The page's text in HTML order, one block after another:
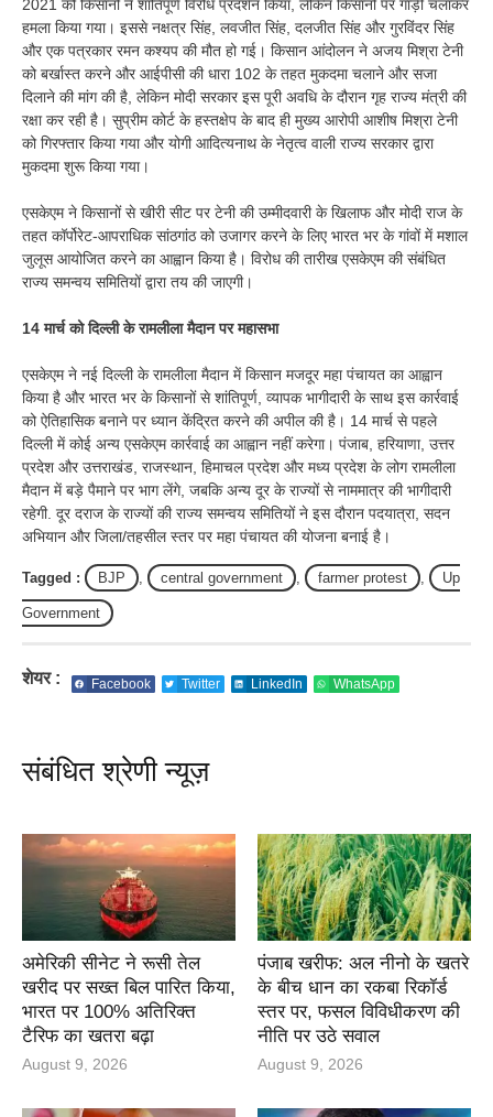
2021 को किसानों ने शांतिपूर्ण विरोध प्रदर्शन किया, लेकिन किसानों पर गाड़ी चलाकर
हमला किया गया। इससे नक्षत्र सिंह, लवजीत सिंह, दलजीत सिंह और गुरविंदर सिंह
और एक पत्रकार रमन कश्यप की मौत हो गई। किसान आंदोलन ने अजय मिश्रा टेनी
को बर्खास्त करने और आईपीसी की धारा 102 के तहत मुकदमा चलाने और सजा
दिलाने की मांग की है, लेकिन मोदी सरकार इस पूरी अवधि के दौरान गृह राज्य मंत्री की
रक्षा कर रही है। सुप्रीम कोर्ट के हस्तक्षेप के बाद ही मुख्य आरोपी आशीष मिश्रा टेनी
को गिरफ्तार किया गया और योगी आदित्यनाथ के नेतृत्व वाली राज्य सरकार द्वारा
मुकदमा शुरू किया गया।
एसकेएम ने किसानों से खीरी सीट पर टेनी की उम्मीदवारी के खिलाफ और मोदी राज के
तहत कॉर्पोरेट-आपराधिक सांठगांठ को उजागर करने के लिए भारत भर के गांवों में मशाल
जुलूस आयोजित करने का आह्वान किया है। विरोध की तारीख एसकेएम की संबंधित
राज्य समन्वय समितियों द्वारा तय की जाएगी।
14 मार्च को दिल्ली के रामलीला मैदान पर महासभा
एसकेएम ने नई दिल्ली के रामलीला मैदान में किसान मजदूर महा पंचायत का आह्वान
किया है और भारत भर के किसानों से शांतिपूर्ण, व्यापक भागीदारी के साथ इस कार्रवाई
को ऐतिहासिक बनाने पर ध्यान केंद्रित करने की अपील की है। 14 मार्च से पहले
दिल्ली में कोई अन्य एसकेएम कार्रवाई का आह्वान नहीं करेगा। पंजाब, हरियाणा, उत्तर
प्रदेश और उत्तराखंड, राजस्थान, हिमाचल प्रदेश और मध्य प्रदेश के लोग रामलीला
मैदान में बड़े पैमाने पर भाग लेंगे, जबकि अन्य दूर के राज्यों से नाममात्र की भागीदारी
रहेगी. दूर दराज के राज्यों की राज्य समन्वय समितियों ने इस दौरान पदयात्रा, सदन
अभियान और जिला/तहसील स्तर पर महा पंचायत की योजना बनाई है।
Tagged : BJP central government farmer protest Up
Government
शेयर : Facebook Twitter LinkedIn WhatsApp
संबंधित श्रेणी न्यूज़
अमेरिकी सीनेट ने रूसी तेल
खरीद पर सख्त बिल पारित किया,
भारत पर 100% अतिरिक्त
टैरिफ का खतरा बढ़ा
August 9, 2026
पंजाब खरीफ: अल नीनो के खतरे
के बीच धान का रकबा रिकॉर्ड
स्तर पर, फसल विविधीकरण की
नीति पर उठे सवाल
August 9, 2026